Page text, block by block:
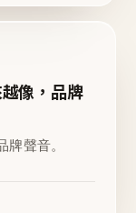
像，品牌
聲音。